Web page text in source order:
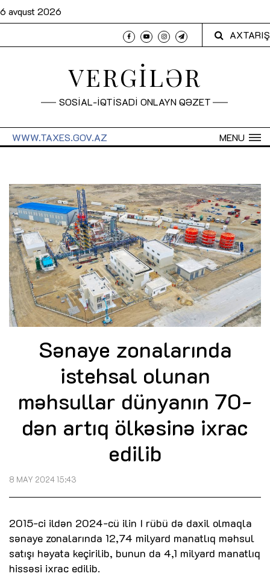
6 avqust 2026
AXTARIŞ
VERGİLƏR
SOSİAL-İQTİSADİ ONLAYN QƏZET
MENU
WWW.TAXES.GOV.AZ
Sənaye zonalarında
istehsal olunan
məhsullar dünyanın 70-
dən artıq ölkəsinə ixrac
edilib
8 MAY 2024 15:43
2015-ci ildən 2024-cü ilin I rübü də daxil olmaqla
sənaye zonalarında 12,74 milyard manatlıq məhsul
satışı həyata keçirilib, bunun da 4,1 milyard manatlıq
hissəsi ixrac edilib.